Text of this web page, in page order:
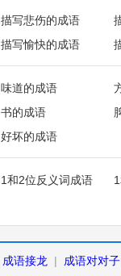
描写悲伤的成语
描写愉快的成语
味道的成语
书的成语
好坏的成语
1和2位反义词成语
成语接龙 |
成语对对子